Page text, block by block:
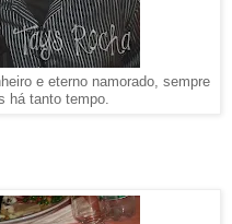
e eterno namorado, sempre
há tanto tempo.